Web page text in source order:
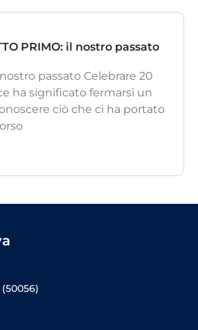
PRIMO: il nostro passato
nostro passato Celebrare 20
ha significato fermarsi un
ciò che ci ha portato